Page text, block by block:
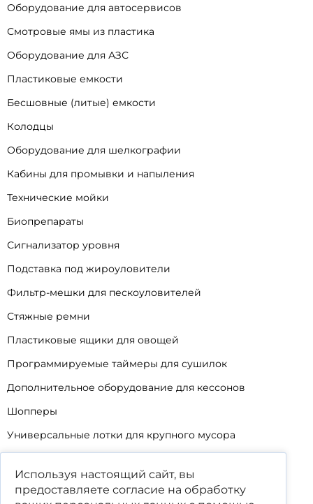
Оборудование для автосервисов
Смотровые ямы из пластика
Оборудование для АЗС
Пластиковые емкости
Бесшовные (литые) емкости
Колодцы
Оборудование для шелкографии
Кабины для промывки и напыления
Технические мойки
Биопрепараты
Сигнализатор уровня
Подставка под жироуловители
Фильтр-мешки для пескоуловителей
Стяжные ремни
Пластиковые ящики для овощей
Программируемые таймеры для сушилок
Дополнительное оборудование для кессонов
Шопперы
Универсальные лотки для крупного мусора
Уцененные товары
Используя настоящий сайт, вы
предоставляете согласие на обработку